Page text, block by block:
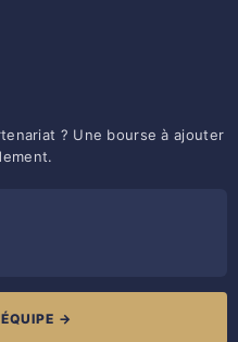
? Une bourse à ajouter
→